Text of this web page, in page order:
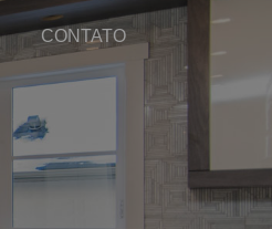
CONTATO